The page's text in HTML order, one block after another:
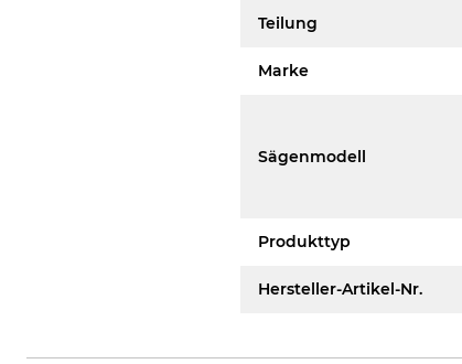
Teilung
Marke
Sägenmodell
Produkttyp
Hersteller-Artikel-Nr.